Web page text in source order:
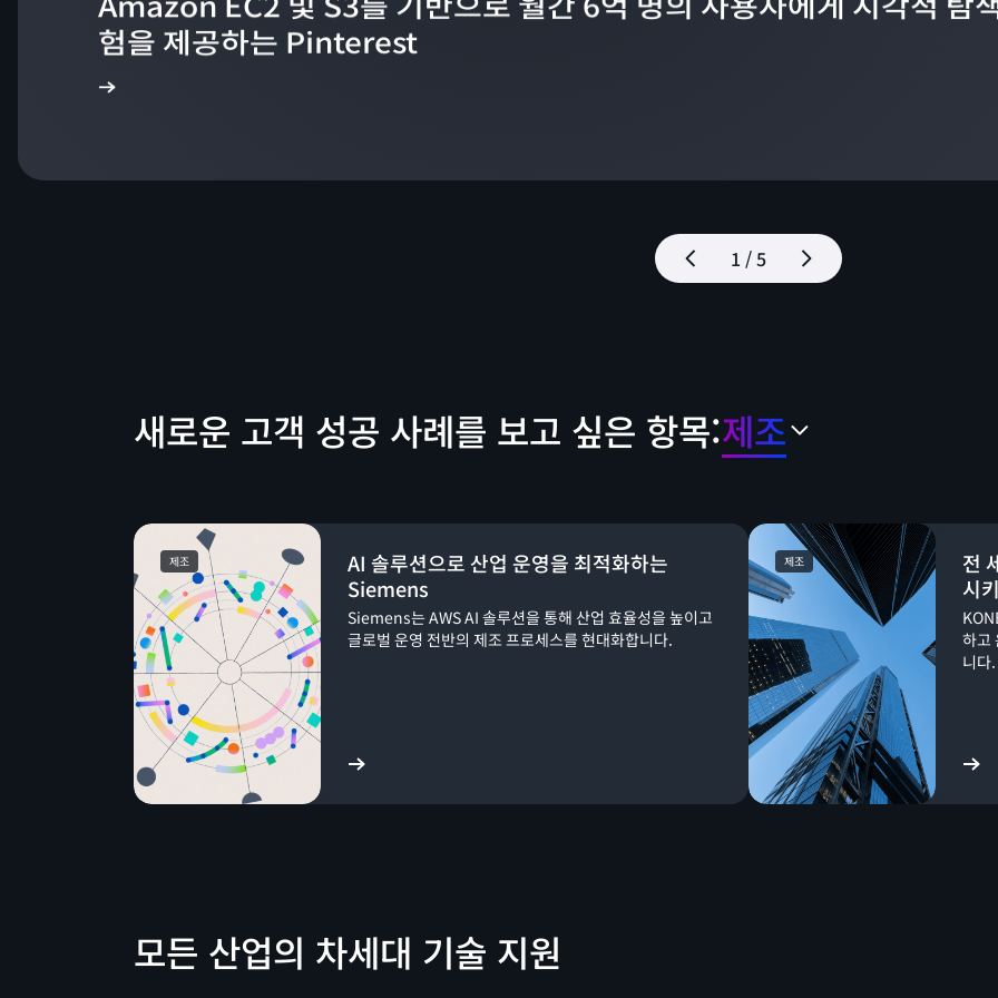
1 / 5
험을 제공하는 Pinterest
새로운 고객 성공 사례를 보고 싶은 항목:제조
제조
AI 솔루션으로 산업 운영을 최적화하는
Siemens
Siemens는 AWS AI 솔루션을 통해 산업 효율성을 높이고
글로벌 운영 전반의 제조 프로세스를 현대화합니다.
성공 사례 보기
제조
전
시
하고
니다.
성공 사례 보기
모든 산업의 차세대 기술 지원